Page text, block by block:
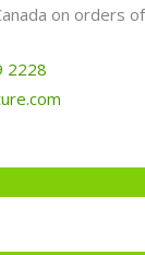
on orders
2228